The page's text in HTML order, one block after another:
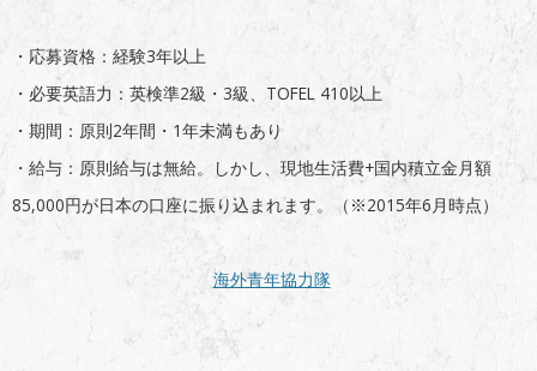
・応募資格：経験3年以上
・必要英語力：英検準2級・3級、TOFEL 410以上
・期間：原則2年間・1年未満もあり
・給与：原則給与は無給。しかし、現地生活費+国内積立金月額
85,000円が日本の口座に振り込まれます。（※2015年6月時点）
海外青年協力隊